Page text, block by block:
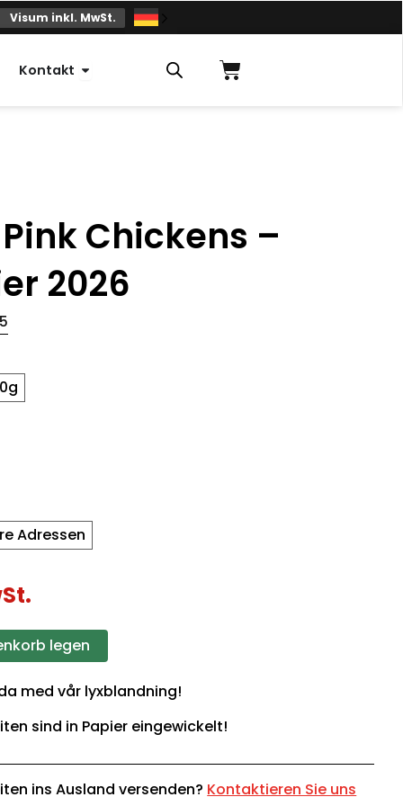
Visum inkl. MwSt.
Kontakt Offener Kontakt Einkaufskorb
Chickens –
2026
Adressen
legen
med vår lyxblandning!
sind in Papier eingewickelt!
ins Ausland versenden? Kontaktieren Sie uns